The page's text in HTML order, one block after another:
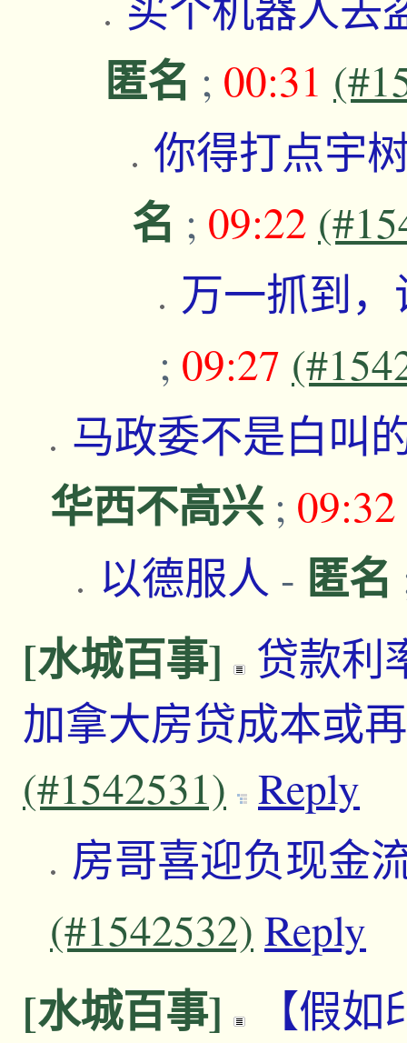
匿名 ; 00:31
你得打点宇
名 ; 09:22
万一抓到
; 09:27
马政委不是白叫
华西不高兴 ; 09:32
以德服人 - 匿名
[水城百事]
贷款利
加拿大房贷成本或
(#1542531) Reply
房哥喜迎负现金
(#1542532) Reply
[水城百事]
【假